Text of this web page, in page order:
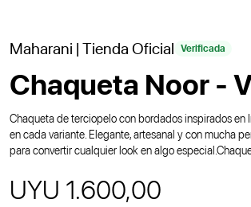
Maharani | Tienda Oficial Verificada
Chaqueta Noor -
Chaqueta de terciopelo con bordados inspirados en
en cada variante. Elegante, artesanal y con mucha
para convertir cualquier look en algo
UYU 1.600,00